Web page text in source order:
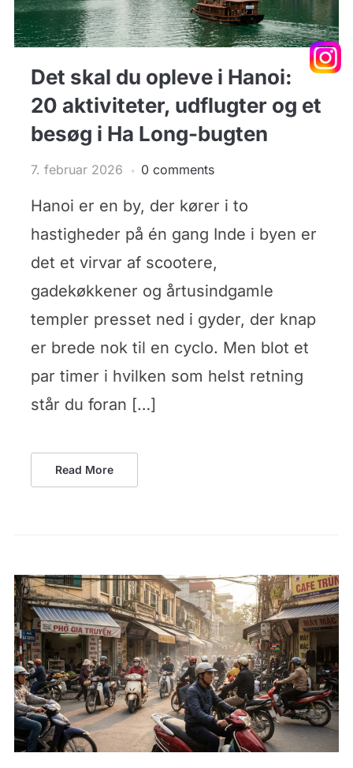
Det skal du opleve i Hanoi:
20 aktiviteter, udflugter og et
besøg i Ha Long-bugten
7. februar 2026 0 comments
Hanoi er en by, der kører i to
hastigheder på én gang Inde i byen er
det et virvar af scootere,
gadekøkkener og årtusindgamle
templer presset ned i gyder, der knap
er brede nok til en cyclo. Men blot et
par timer i hvilken som helst retning
står du foran […]
Read More